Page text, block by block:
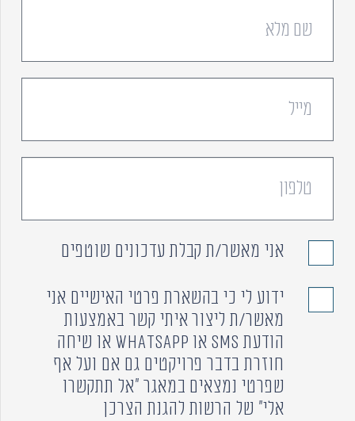
אני מאשר/ת קבלת עדכונים שוטפים
ידוע לי כי בהשארת פרטי האישיים אני
מאשר/ת ליצור איתי קשר באמצעות
הודעת SMS או WhatsApp או שיחה
חוזרת בדבר פרויקטים גם אם ועל אף
שפרטי נמצאים במאגר "אל תתקשרו
אלי" של הרשות להגנת הצרכן